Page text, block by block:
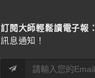
訂閱大師輕鬆讀電子報：
訊息通知！